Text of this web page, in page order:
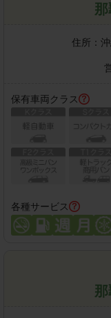
住所：
保有車両クラス
各種サービス